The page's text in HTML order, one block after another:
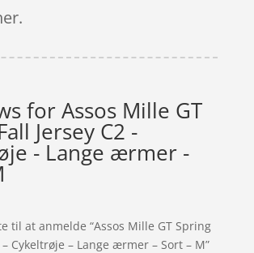
forAssos Mille GT
Jersey C2 -
- Lange ærmer -
til at anmelde “Assos Mille GT Spring
– Cykeltrøje – Lange ærmer – Sort – M”